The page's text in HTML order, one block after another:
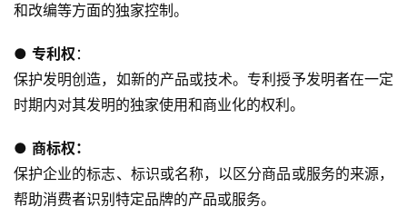
和改编等方面的独家控制。
● 专利权 ：
保护发明创造，如新的产品或技术。专利授予发明者在一定
时期内对其发明的独家使用和商业化的权利。
● 商标权：
保护企业的标志、标识或名称，以区分商品或服务的来源，
帮助消费者识别特定品牌的产品或服务。